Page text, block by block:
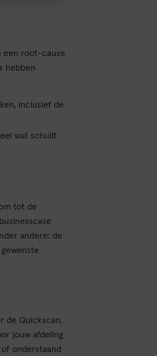
een root-cause
hebben
inclusief de
wat schuilt
tot de
andere: de
de Quickscan,
jouw afdeling
onderstaand